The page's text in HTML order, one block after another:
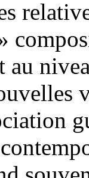
au